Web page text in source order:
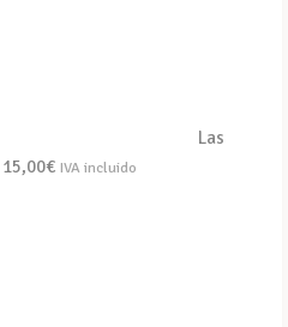
Las
15,00€ IVA incluido